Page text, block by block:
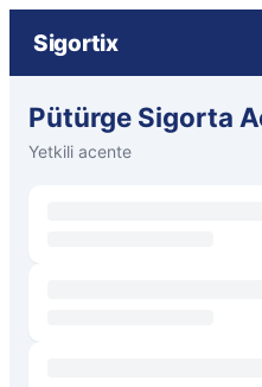
Sigortix
Pütürge Sigorta
Yetkili acente